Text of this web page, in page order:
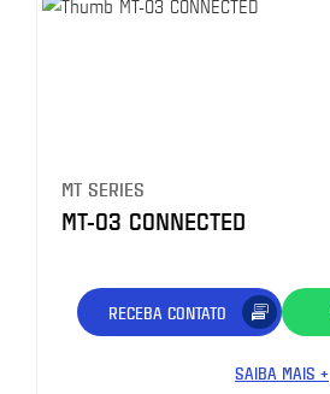
MT SERIES
MT-03 CONNECTED
RECEBA CONTATO
SAIBA MAIS +